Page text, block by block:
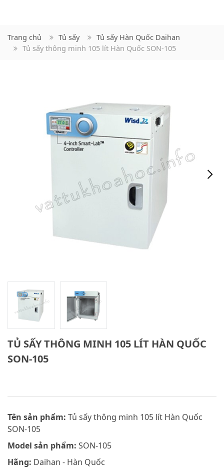
Trang chủ Tủ sấy
Tủ sấy Hàn Quốc Daihan
Tủ sấy thông minh 105 lít Hàn Quốc SON-105
TỦ SẤY THÔNG MINH 105 LÍT HÀN QUỐC
SON-105
Tên sản phẩm: Tủ sấy thông minh 105 lít Hàn Quốc
SON-105
Model sản phẩm: SON-105
Hãng: Daihan - Hàn Quốc